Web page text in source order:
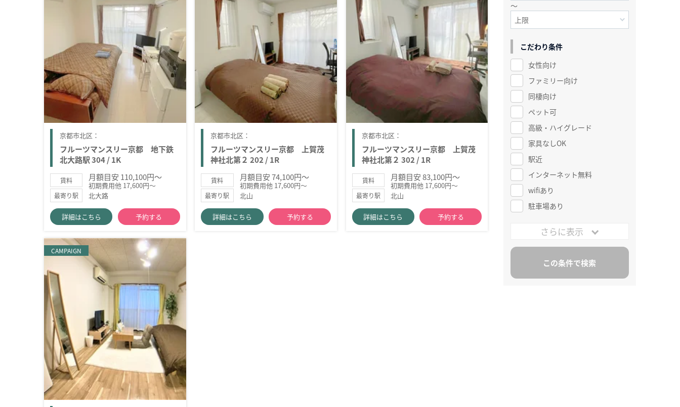
京都市北区：
フルーツマンスリー京都 地下鉄
北大路駅 304 / 1K
賃料 月額目安 110,100円～
初期費用他 17,600円～
最寄り駅 北大路
詳細はこちら 予約する
京都市北区：
フルーツマンスリー京都 上賀茂
神社北第２ 202 / 1R
賃料 月額目安 74,100円～
初期費用他 17,600円～
最寄り駅 北山
詳細はこちら 予約する
京都市北区：
フルーツマンスリー京都 上賀茂
神社北第２ 302 / 1R
賃料 月額目安 83,100円～
初期費用他 17,600円～
最寄り駅 北山
詳細はこちら 予約する
CAMPAIGN
～
こだわり条件
女性向け
ファミリー向け
同棲向け
ペット可
高級・ハイグレード
家具なしOK
駅近
インターネット無料
wifiあり
駐車場あり
さらに表示